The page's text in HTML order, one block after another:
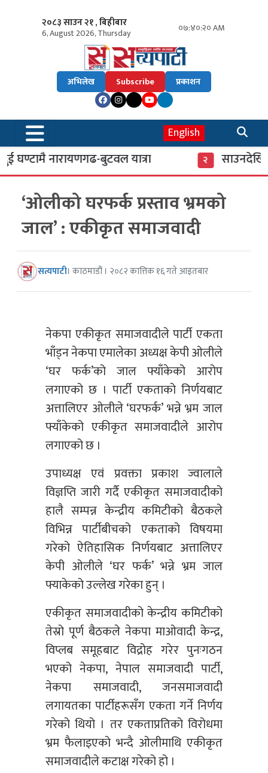
२०८३ साउन २१ , बिहीबार
6, August 2026, Thursday ०७:४०:२१ AM
अभिलेख Subscribe प्रकाशन
English
नारायणगढ-बुटवल यात्रा साउनदेखि
‘ओलीको घरफर्क प्रस्ताव भ्रमको
जाल’ : एकीकृत समाजवादी
सत्यपाटी। काठमाडौं । २०८२ कात्तिक १६ गते आइतबार
नेकपा एकीकृत समाजवादीले पार्टी एकता
भाँड्न नेकपा एमालेका अध्यक्ष केपी ओलीले
‘घर फर्क’को जाल फ्याँकेको आरोप
लगाएको छ । पार्टी एकताको निर्णयबाट
अत्तालिएर ओलीले ‘घरफर्क’ भन्ने भ्रम जाल
फ्याँकेको एकीकृत समाजवादीले आरोप
लगाएको छ ।
उपाध्यक्ष एवं प्रवक्ता प्रकाश ज्वालाले
विज्ञप्ति जारी गर्दै एकीकृत समाजवादीको
हालै सम्पन्न केन्द्रीय कमिटीको बैठकले
विभिन्न पार्टीबीचको एकताको विषयमा
गरेको ऐतिहासिक निर्णयबाट अत्तालिएर
केपी ओलीले ‘घर फर्क’ भन्ने भ्रम जाल
फ्याकेको उल्लेख गरेका हुन् ।
एकीकृत समाजवादीको केन्द्रीय कमिटीको
तेस्रो पूर्ण बैठकले नेकपा माओवादी केन्द्र,
विप्लब समूहबाट विद्रोह गरेर पुनःगठन
भएको नेकपा, नेपाल समाजवादी पार्टी,
नेकपा समाजवादी, जनसमाजवादी
लगायतका पार्टीहरूसँग एकता गर्ने निर्णय
गरेको थियो । तर एकताप्रतिको विरोधमा
भ्रम फैलाइएको भन्दै ओलीमाथि एकीकृत
समाजवादीले कटाक्ष गरेको हो ।